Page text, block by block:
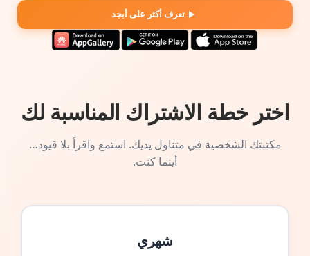
تعرف أكثر على أبجد
اختر خطة الاشتراك المناسبة لك
مكتبتك الشخصية في متناول يديك. استمع واقرأ بلا قيود…
أينما كنت.
شهري